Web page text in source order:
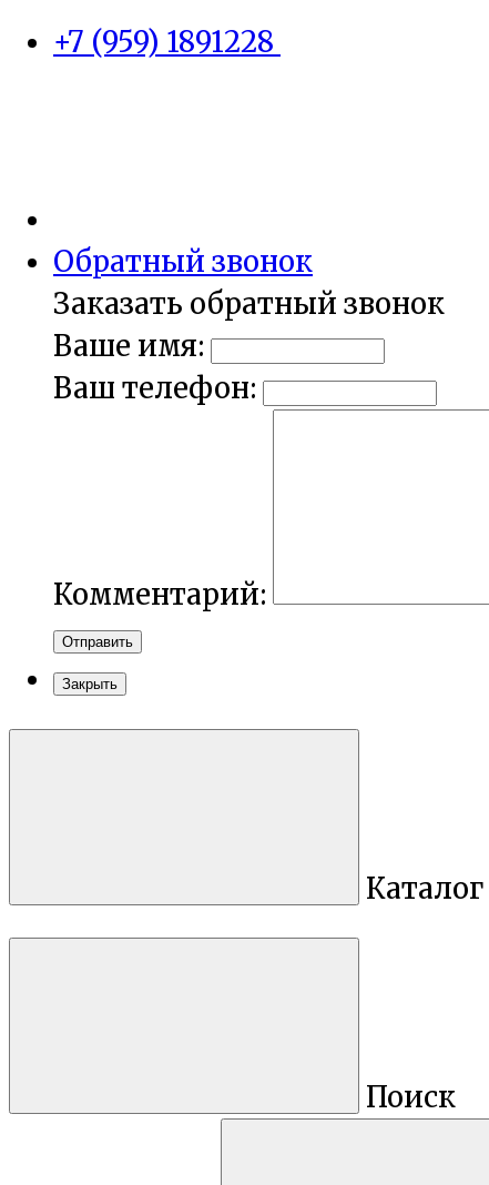
+7 (959) 1891228
Обратный звонок
Заказать обратный звонок
Ваше имя:
Ваш телефон:
Комментарий:
Отправить
Закрыть
Каталог
Поиск